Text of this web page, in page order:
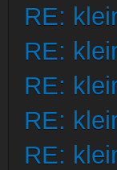
RE:
RE:
RE:
RE:
RE: